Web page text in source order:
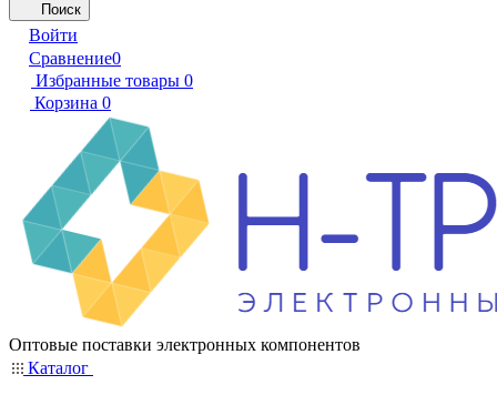
Поиск
Войти
Сравнение0
Избранные товары 0
Корзина 0
Оптовые поставки электронных компонентов
Каталог